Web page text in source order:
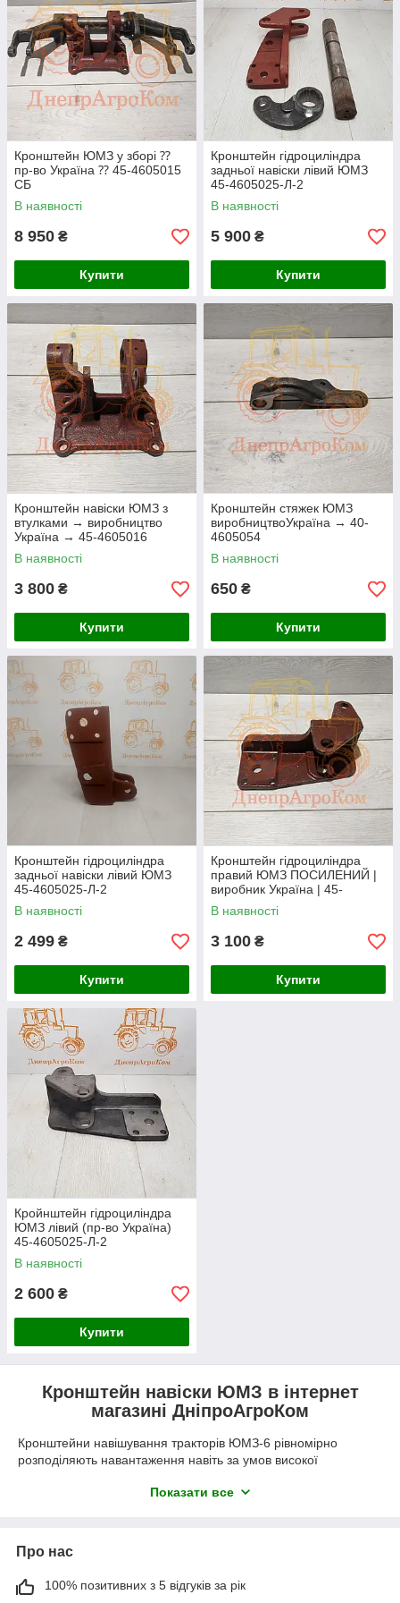
Кронштейн ЮМЗ у зборі ⁇
пр-во Україна ⁇ 45-4605015
СБ
В наявності
8 950 ₴
Купити
Кронштейн гідроциліндра
задньої навіски лівий ЮМЗ
45-4605025-Л-2
В наявності
5 900 ₴
Купити
Кронштейн навіски ЮМЗ з
втулками → виробництво
Україна → 45-4605016
В наявності
3 800 ₴
Купити
Кронштейн стяжек ЮМЗ
виробництвоУкраїна → 40-
4605054
В наявності
650 ₴
Купити
Кронштейн гідроциліндра
задньої навіски лівий ЮМЗ
45-4605025-Л-2
В наявності
2 499 ₴
Купити
Кронштейн гідроциліндра
правий ЮМЗ ПОСИЛЕНИЙ |
виробник Україна | 45-
4605024-Б1-01
В наявності
3 100 ₴
Купити
Кройнштейн гідроциліндра
ЮМЗ лівий (пр-во Україна)
45-4605025-Л-2
В наявності
2 600 ₴
Купити
Кронштейн навіски ЮМЗ в інтернет
магазині ДніпроАгроКом
Кронштейни навішування тракторів ЮМЗ-6 рівномірно
розподіляють навантаження навіть за умов високої
спроектовані з урахуванням технічних особливостей
приладів, а й для оптимальної експлуатації гідравліки.
здатні витримувати значні навантаження та впливи
Показати все
Про нас
100% позитивних з 5 відгуків за рік